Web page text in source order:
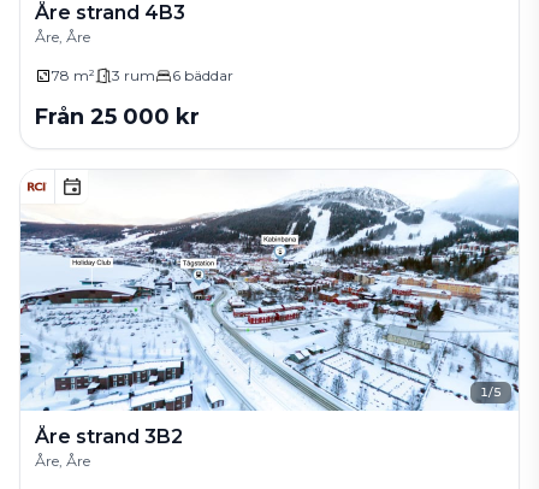
Åre strand 4B3
Åre, Åre
78 m² 3 rum 6 bäddar
Från 25 000 kr
1/5
Åre strand 3B2
Åre, Åre